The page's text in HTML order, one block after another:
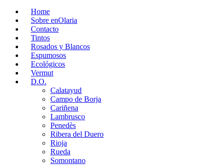
Home
Sobre enOlaria
Contacto
Tintos
Rosados y Blancos
Espumosos
Ecológicos
Vermut
D.O.
Calatayud
Campo de Borja
Cariñena
Lambrusco
Penedès
Ribera del Duero
Rioja
Rueda
Somontano